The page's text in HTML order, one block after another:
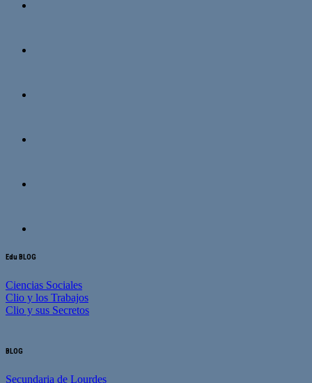
Edu BLOG
Ciencias Sociales
Clio y los Trabajos
Clio y sus Secretos
BLOG
Secundaria de Lourdes